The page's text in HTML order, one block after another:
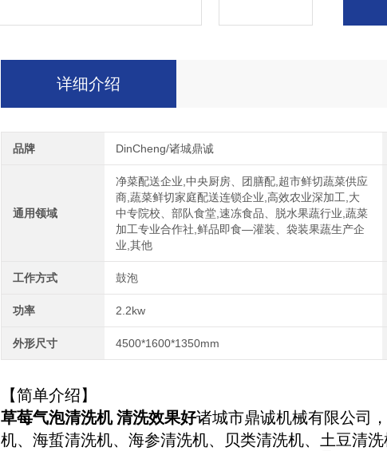
详细介绍
品牌 DinCheng/诸城鼎诚
通用领域
净菜配送企业,中央厨房、团膳配,超市鲜切蔬菜供应
商,蔬菜鲜切家庭配送连锁企业,高效农业深加工,大
中专院校、部队食堂,速冻食品、脱水果蔬行业,蔬菜
加工专业合作社,鲜品即食—灌装、袋装果蔬生产企
业,其他
工作方式 鼓泡
功率 2.2kw
外形尺寸 4500*1600*1350mm
【简单介绍】
草莓气泡清洗机 清洗效果好诸城市鼎诚机械有限公司
机、海蜇清洗机、海参清洗机、贝类清洗机、土豆清洗